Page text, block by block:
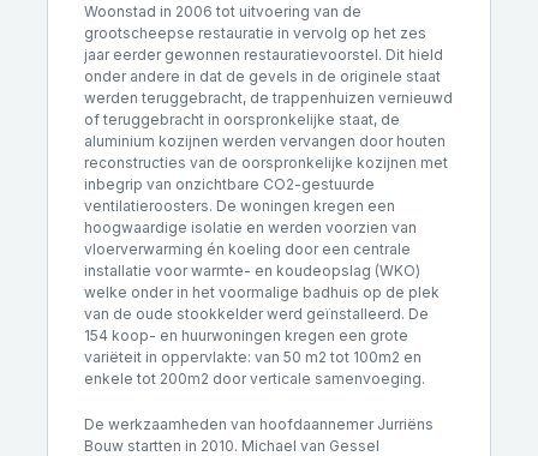
Woonstad in 2006 tot uitvoering van de
grootscheepse restauratie in vervolg op het zes
jaar eerder gewonnen restauratievoorstel. Dit hield
onder andere in dat de gevels in de originele staat
werden teruggebracht, de trappenhuizen vernieuwd
of teruggebracht in oorspronkelijke staat, de
aluminium kozijnen werden vervangen door houten
reconstructies van de oorspronkelijke kozijnen met
inbegrip van onzichtbare CO2-gestuurde
ventilatieroosters. De woningen kregen een
hoogwaardige isolatie en werden voorzien van
vloerverwarming én koeling door een centrale
installatie voor warmte- en koudeopslag (WKO)
welke onder in het voormalige badhuis op de plek
van de oude stookkelder werd geïnstalleerd. De
154 koop- en huurwoningen kregen een grote
variëteit in oppervlakte: van 50 m2 tot 100m2 en
enkele tot 200m2 door verticale samenvoeging.
De werkzaamheden van hoofdaannemer Jurriëns
Bouw startten in 2010. Michael van Gessel